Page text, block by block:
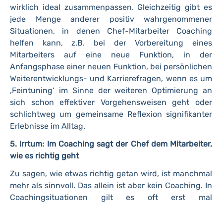
wirklich ideal zusammenpassen. Gleichzeitig gibt es
jede Menge anderer positiv wahrgenommener
Situationen, in denen Chef-Mitarbeiter Coaching
helfen kann, z.B. bei der Vorbereitung eines
Mitarbeiters auf eine neue Funktion, in der
Anfangsphase einer neuen Funktion, bei persönlichen
Weiterentwicklungs- und Karrierefragen, wenn es um
‚Feintuning‘ im Sinne der weiteren Optimierung an
sich schon effektiver Vorgehensweisen geht oder
schlichtweg um gemeinsame Reflexion signifikanter
Erlebnisse im Alltag.
5. Irrtum: Im Coaching sagt der Chef dem Mitarbeiter,
wie es richtig geht
Zu sagen, wie etwas richtig getan wird, ist manchmal
mehr als sinnvoll. Das allein ist aber kein Coaching. In
Coachingsituationen gilt es oft erst mal